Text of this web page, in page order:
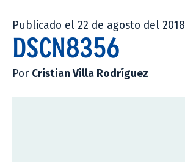
Publicado el 22 de agosto del 2018
DSCN8356
Por Cristian Villa Rodríguez